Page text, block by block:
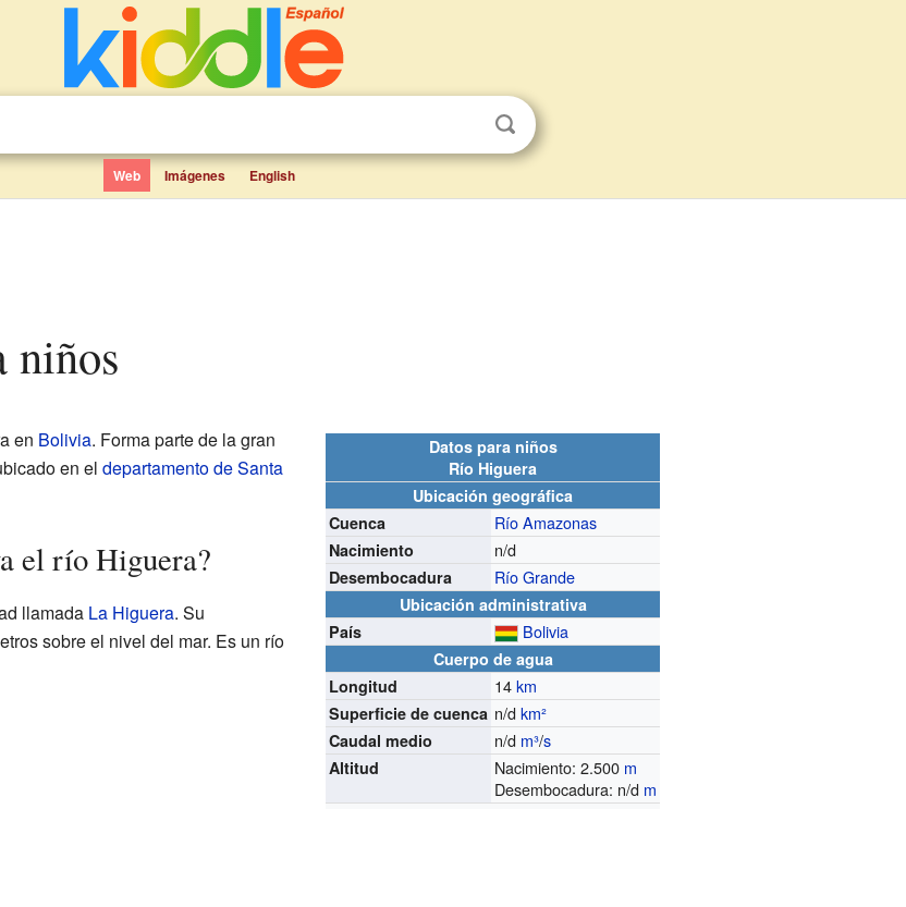
Web Imágenes English
niños
Datos para niños
Río Higuera
Ubicación geográfica
Cuenca
Río Amazonas
Nacimiento n/d
Desembocadura Río Grande
Ubicación administrativa
País
Bolivia
Cuerpo de agua
Longitud
14km
Superficie de cuenca n/dkm²
Caudal medio n/d m³/s
Altitud Nacimiento: 2.500 m
Desembocadura: n/d m
en Bolivia. Forma parte de la gran
en el departamento de Santa
el río Higuera?
llamada La Higuera. Su
sobre el nivel del mar. Es un río